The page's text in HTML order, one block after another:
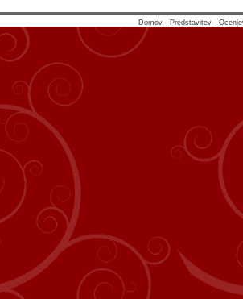
Domov - Predstavitev -